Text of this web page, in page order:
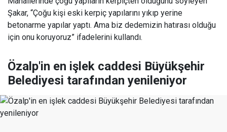
Şakar, “Çoğu kişi eski kerpiç yapılarını yıkıp yerine
betonarme yapılar yaptı. Ama biz dedemizin hatırası olduğu
için onu koruyoruz” ifadelerini kullandı.
Özalp'in en işlek caddesi Büyükşehir
Belediyesi tarafından yenileniyor